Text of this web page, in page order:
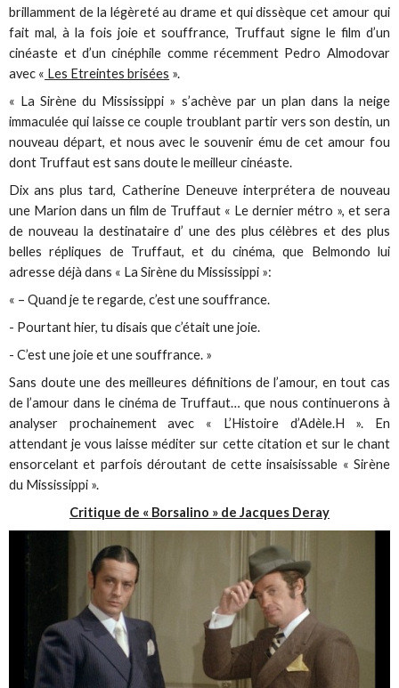
brillamment de la légèreté au drame et qui dissèque cet amour qui
fait mal, à la fois joie et souffrance, Truffaut signe le film d’un
cinéaste et d’un cinéphile comme récemment Pedro Almodovar
avec « Les Etreintes brisées ».
« La Sirène du Mississippi » s’achève par un plan dans la neige
immaculée qui laisse ce couple troublant partir vers son destin, un
nouveau départ, et nous avec le souvenir ému de cet amour fou
dont Truffaut est sans doute le meilleur cinéaste.
Dix ans plus tard, Catherine Deneuve interprétera de nouveau
une Marion dans un film de Truffaut « Le dernier métro », et sera
de nouveau la destinataire d’ une des plus célèbres et des plus
belles répliques de Truffaut, et du cinéma, que Belmondo lui
adresse déjà dans « La Sirène du Mississippi »:
« – Quand je te regarde, c’est une souffrance.
- Pourtant hier, tu disais que c’était une joie.
- C’est une joie et une souffrance. »
Sans doute une des meilleures définitions de l’amour, en tout cas
de l’amour dans le cinéma de Truffaut… que nous continuerons à
analyser prochainement avec « L’Histoire d’Adèle.H ». En
attendant je vous laisse méditer sur cette citation et sur le chant
ensorcelant et parfois déroutant de cette insaisissable « Sirène
du Mississippi ».
Critique de « Borsalino » de Jacques Deray